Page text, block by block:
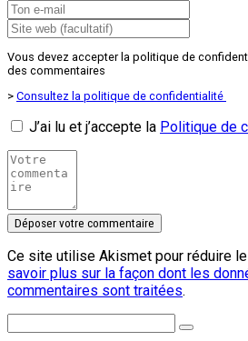
Vous devez accepter la politique de
des commentaires
> Consultez la politique de confidentialité
J’ai lu et j’accepte la Politique de
Ce site utilise Akismet pour réduire
savoir plus sur la façon dont les
commentaires sont traitées.